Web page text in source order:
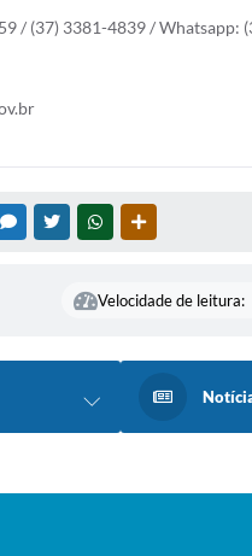
/ (37) 3381-4839 / Whatsapp:
MESSENGER
TWITTERWHATSAPP
Velocidade de leitura: